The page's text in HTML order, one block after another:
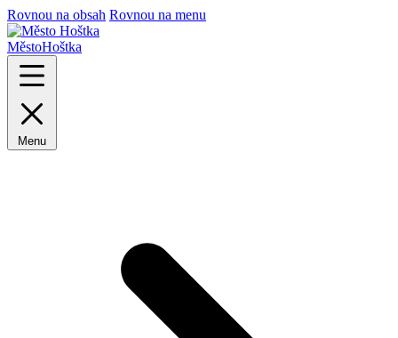
Rovnou na obsah Rovnou na menu
MěstoHoštka
Menu